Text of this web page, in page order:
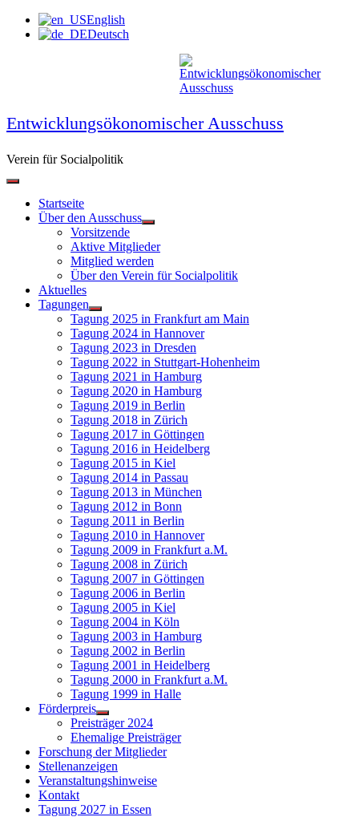
Zum
Inhalt
English
Deutsch
Entwicklungsökonomischer Ausschuss
Verein für Socialpolitik
Startseite
Über den Ausschuss
Vorsitzende
Aktive Mitglieder
Mitglied werden
Über den Verein für Socialpolitik
Aktuelles
Tagungen
Tagung 2025 in Frankfurt am Main
Tagung 2024 in Hannover
Tagung 2023 in Dresden
Tagung 2022 in Stuttgart-Hohenheim
Tagung 2021 in Hamburg
Tagung 2020 in Hamburg
Tagung 2019 in Berlin
Tagung 2018 in Zürich
Tagung 2017 in Göttingen
Tagung 2016 in Heidelberg
Tagung 2015 in Kiel
Tagung 2014 in Passau
Tagung 2013 in München
Tagung 2012 in Bonn
Tagung 2011 in Berlin
Tagung 2010 in Hannover
Tagung 2009 in Frankfurt a.M.
Tagung 2008 in Zürich
Tagung 2007 in Göttingen
Tagung 2006 in Berlin
Tagung 2005 in Kiel
Tagung 2004 in Köln
Tagung 2003 in Hamburg
Tagung 2002 in Berlin
Tagung 2001 in Heidelberg
Tagung 2000 in Frankfurt a.M.
Tagung 1999 in Halle
Förderpreis
Preisträger 2024
Ehemalige Preisträger
Forschung der Mitglieder
Stellenanzeigen
Veranstaltungshinweise
Kontakt
Tagung 2027 in Essen